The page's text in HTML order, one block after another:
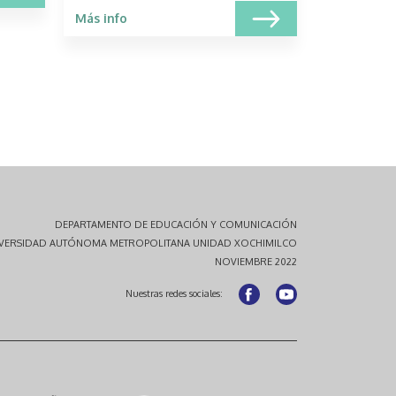
Más info
DEPARTAMENTO DE EDUCACIÓN Y COMUNICACIÓN
AUTÓNOMA METROPOLITANA UNIDAD XOCHIMILCO
NOVIEMBRE 2022
Nuestras redes sociales: